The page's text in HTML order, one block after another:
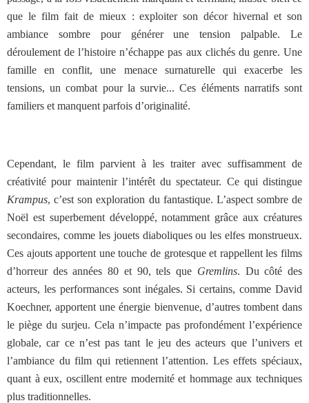
que le film fait de mieux : exploiter son décor hivernal et son
ambiance sombre pour générer une tension palpable.
Le
déroulement de l’histoire n’échappe pas aux clichés du genre. Une
famille en conflit, une menace surnaturelle qui exacerbe les
tensions, un combat pour la survie... Ces éléments narratifs sont
familiers et manquent parfois d’originalité.
Cependant, le film parvient à les traiter avec suffisamment de
créativité pour maintenir l’intérêt du spectateur. Ce qui distingue
Krampus, c’est son exploration du fantastique. L’aspect sombre de
Noël est superbement développé, notamment grâce aux créatures
secondaires, comme les jouets diaboliques ou les elfes monstrueux.
Ces ajouts apportent une touche de grotesque et rappellent les films
d’horreur des années 80 et 90, tels que Gremlins. Du côté des
acteurs, les performances sont inégales. Si certains, comme David
Koechner, apportent une énergie bienvenue, d’autres tombent dans
le piège du surjeu. Cela n’impacte pas profondément l’expérience
globale, car ce n’est pas tant le jeu des acteurs que l’univers et
l’ambiance du film qui retiennent l’attention. Les effets spéciaux,
quant à eux, oscillent entre modernité et hommage aux techniques
plus traditionnelles.